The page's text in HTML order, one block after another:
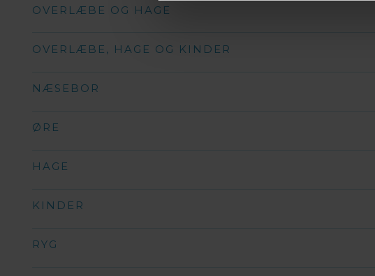
OVERLÆBE OG HAGE
OVERLÆBE, HAGE OG KINDER
NÆSEBOR
ØRE
HAGE
KINDER
RYG